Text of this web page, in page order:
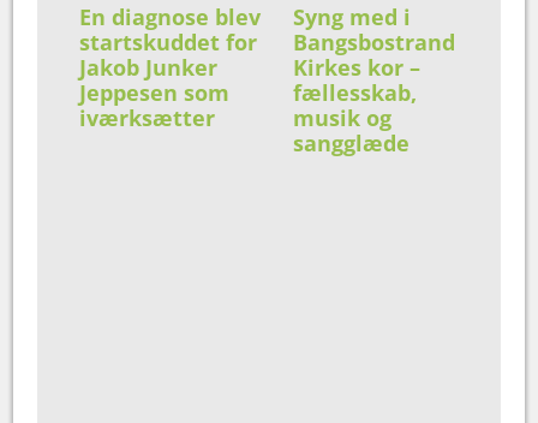
En diagnose blev
startskuddet for
Jakob Junker
Jeppesen som
iværksætter
Syng med i
Bangsbostrand
Kirkes kor –
fællesskab,
musik og
sangglæde